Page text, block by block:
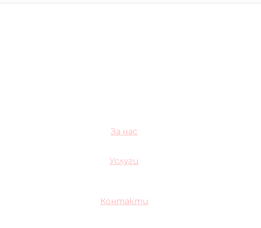
За нас
Услуги
Контакти